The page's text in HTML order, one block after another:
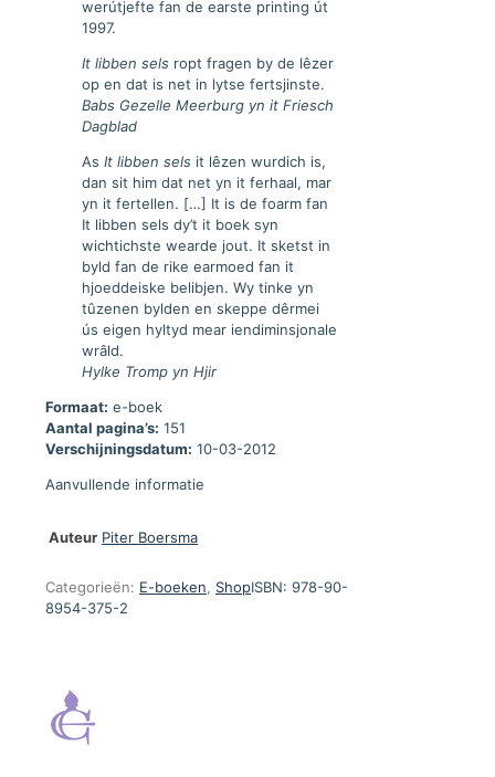
werútjefte fan de earste printing út
1997.
It libben sels ropt fragen by de lêzer
op en dat is net in lytse fertsjinste.
Babs Gezelle Meerburg yn it Friesch
Dagblad
As It libben sels it lêzen wurdich is,
dan sit him dat net yn it ferhaal, mar
yn it fertellen. […] It is de foarm fan
It libben sels dy’t it boek syn
wichtichste wearde jout. It sketst in
byld fan de rike earmoed fan it
hjoeddeiske belibjen. Wy tinke yn
tûzenen bylden en skeppe dêrmei
ús eigen hyltyd mear iendiminsjonale
wrâld.
Hylke Tromp yn Hjir
Formaat: e-boek
Aantal pagina’s: 151
Verschijningsdatum: 10-03-2012
Aanvullende informatie
Auteur Piter Boersma
Categorieën: E-boeken ShopISBN: 978-90-
8954-375-2